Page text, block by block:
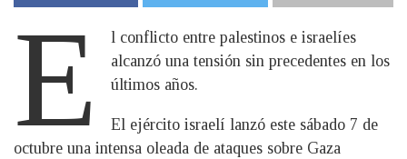
E
l conflicto entre palestinos e israelíes
alcanzó una tensión sin precedentes en los
últimos años.
El ejército israelí lanzó este sábado 7 de
octubre una intensa oleada de ataques sobre Gaza